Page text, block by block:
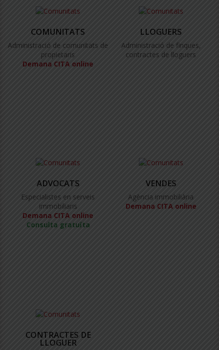
COMUNITATS
Administració de comunitats de
propietaris
Demana CITA online
LLOGUERS
Administració de finques,
contractes de lloguers
ADVOCATS
Especialistes en serveis
immobiliaris
Demana CITA online
Consulta gratuïta
VENDES
Agència immobiliària
Demana CITA online
CONTRACTES DE
LLOGUER